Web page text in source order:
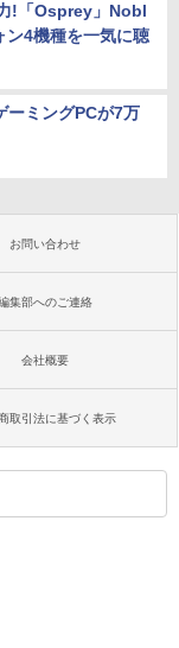
!「Osprey」Nobl
4機種を一気に聴
ーミングPCが7万
お問い合わせ
集部へのご連絡
会社概要
取引法に基づく表示